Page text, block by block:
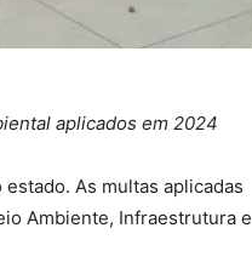
aplicados em 2024
As multas aplicadas
Ambiente, Infraestrutura e